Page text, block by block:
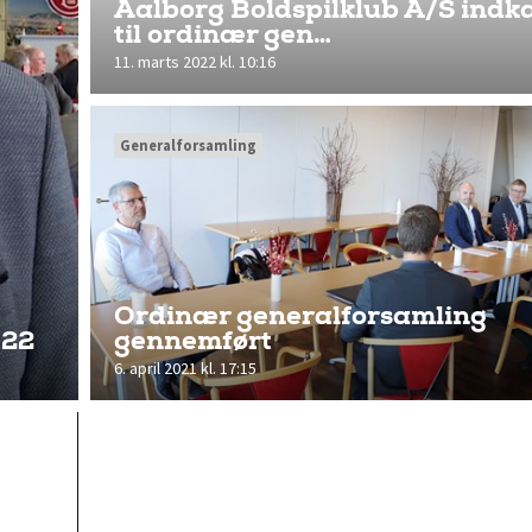
Aalborg Boldspilklub A/S
til ordinær gen…
11. marts 2022 kl. 10:16
Ordinær generalforsamling
gennemført
6. april 2021 kl. 17:15
Generalforsamling